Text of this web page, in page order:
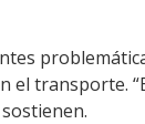
transporte.